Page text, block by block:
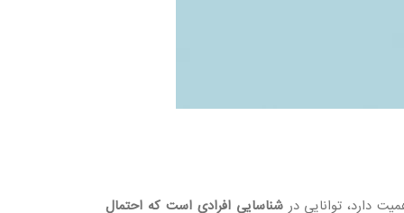
دارد، توانایی درشناسایی افرادی است که احتمال